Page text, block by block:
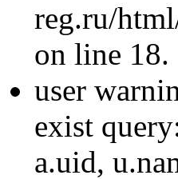
reg.ru/
on line 18.
user
exist
a.uid,